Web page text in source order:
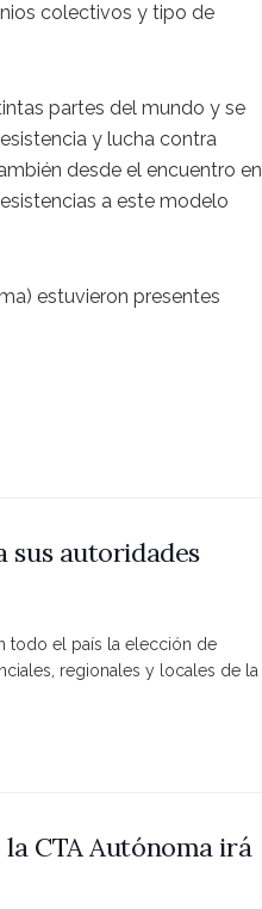
colectivos y tipo de
partes del mundo y se
y lucha contra
desde el encuentro en
a este modelo
estuvieron presentes
sus autoridades
todo el país la elección de
regionales y locales de la
CTA Autónoma irá